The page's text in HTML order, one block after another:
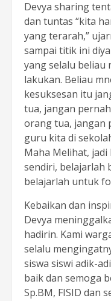
Devya sharing
dan tuntas “kita
yang terarah,”
sampai titik ini
yang selalu beliau
lakukan. Beliau
kesuksesan itu
tua, jangan
orang tua, jangan
guru kita di
Maha Melihat,
sendiri, belajarlah
belajarlah untuk
Kebaikan dan
Devya
hadirin. Kami
selalu
siswa siswi adik-
baik dan semoga
Sp.BM, FISID dan